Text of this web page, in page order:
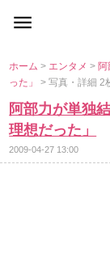
ホーム> エンタメ>
った」> 写真・詳細 2
阿部力が単独
理想だった」
2009-04-27 13:00